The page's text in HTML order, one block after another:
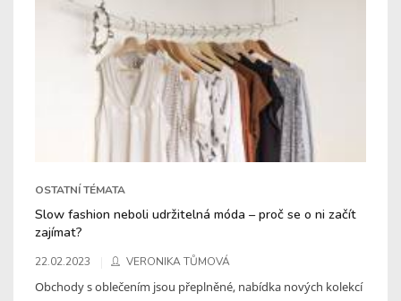
OSTATNÍ TÉMATA
Slow fashion neboli udržitelná móda – proč se o ni začít
zajímat?
22.02.2023 VERONIKA TŮMOVÁ
Obchody s oblečením jsou přeplněné, nabídka nových kolekcí